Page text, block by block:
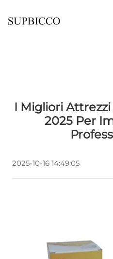
I Migliori
2025 Per
2025-10-16 14:49:05